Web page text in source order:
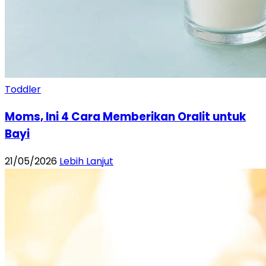
Toddler
Moms, Ini 4 Cara Memberikan Oralit untuk
Bayi
21/05/2026 Lebih Lanjut